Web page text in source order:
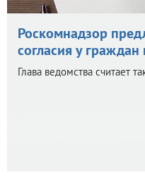
Роскомнадзор
согласия у
Глава ведомства считает